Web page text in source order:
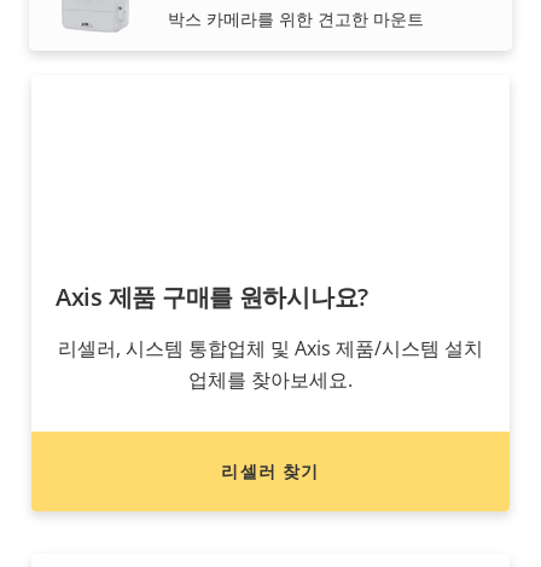
박스 카메라를 위한 견고한 마운트
판매하고, 전문적으로 설치해 드립니다.
Axis 제품 구매를 원하시나요?
리셀러, 시스템 통합업체 및 Axis 제품/시스템 설치
업체를 찾아보세요.
리셀러 찾기